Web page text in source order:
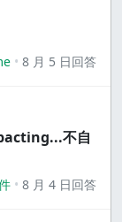
8 月 5 日回答
不自
8 月 4 日回答